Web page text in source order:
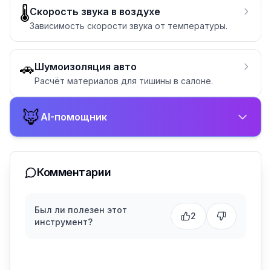
🌡️Скорость звука в воздухе
Зависимость скорости звука от температуры.
🚗Шумоизоляция авто
Расчёт материалов для тишины в салоне.
🦊 AI-помощник
Комментарии
Был ли полезен этот
инструмент?
2